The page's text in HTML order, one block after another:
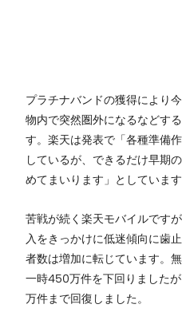
プラチナバンドの獲得により
物内で突然圏外になるなどす
す。楽天は発表で「各種準備
しているが、できるだけ早期
めてまいります」としています
苦戦が続く楽天モバイルです
入をきっかけに低迷傾向に歯
者数は増加に転じています。
一時450万件を下回りました
万件まで回復しました。